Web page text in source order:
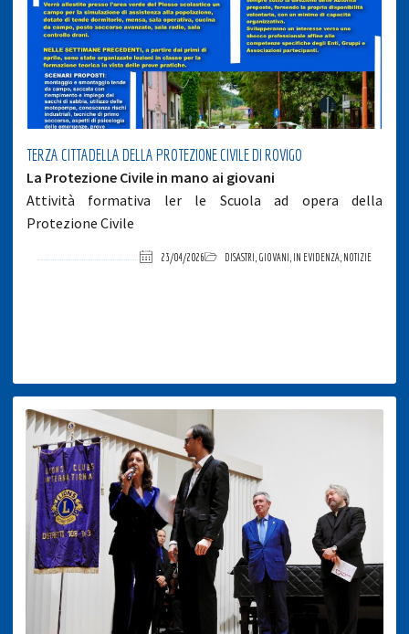
TERZA CITTADELLA DELLA PROTEZIONE CIVILE DI ROVIGO
La Protezione Civile in mano ai giovani
Attività formativa ler le Scuola ad opera della
Protezione Civile
23/04/2026 DISASTRI GIOVANI IN EVIDENZA NOTIZIE